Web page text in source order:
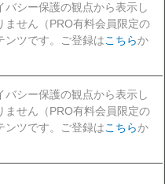
バシー保護の観点から表示し
ません（PRO有料会員限定の
ンツです。ご登録はこちらか
バシー保護の観点から表示し
ません（PRO有料会員限定の
ンツです。ご登録はこちらか